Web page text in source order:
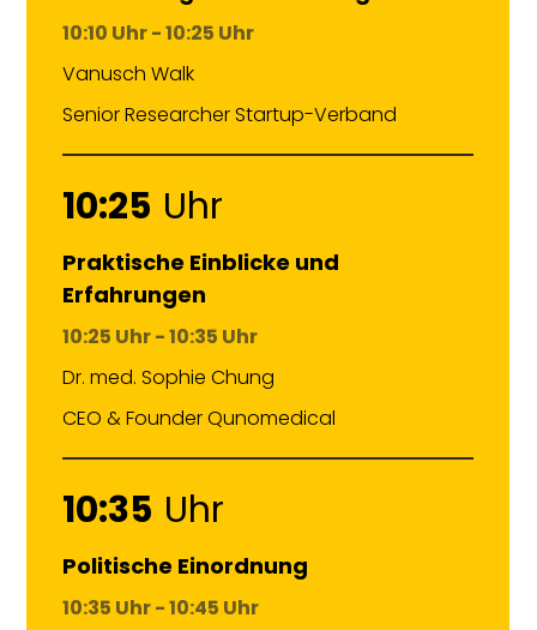
10:10 Uhr - 10:25 Uhr
Vanusch Walk
Senior Researcher Startup-Verband
10:25 Uhr
Praktische Einblicke und
Erfahrungen
10:25 Uhr - 10:35 Uhr
Dr. med. Sophie Chung
CEO & Founder Qunomedical
10:35 Uhr
Politische Einordnung
10:35 Uhr - 10:45 Uhr